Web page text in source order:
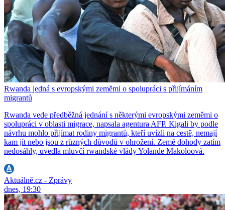
Rwanda jedná s evropskými zeměmi o spolupráci s přijímáním
migrantů
Rwanda vede předběžná jednání s některými evropskými zeměmi o
spolupráci v oblasti migrace, napsala agentura AFP. Kigali by podle
návrhu mohlo přijímat rodiny migrantů, kteří uvízli na cestě, nemají
kam jít nebo jsou z různých důvodů v ohrožení. Země dohody zatím
nedosáhly, uvedla mluvčí rwandské vlády Yolande Makoloová.
Aktuálně.cz - Zprávy
dnes, 19:30